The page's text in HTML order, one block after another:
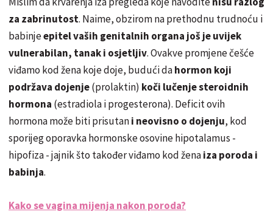
za zabrinutost. Naime, obzirom na prethodnu trudnoću i
babinjeepitel vaših genitalnih organa još je uvijek
vulnerabilan, tanak i osjetljiv. Ovakve promjene češće
viđamo kod žena koje doje, budući dahormon koji
podržava dojenje(prolaktin) koči lučenje steroidnih
hormona (estradiola i progesterona). Deficit ovih
hormona može biti prisutani neovisno o dojenju, kod
sporijeg oporavka hormonske osovine hipotalamus -
hipofiza - jajnik što također viđamo kod ženaiza poroda i
babinja.
Kako se vagina mijenja nakon poroda?